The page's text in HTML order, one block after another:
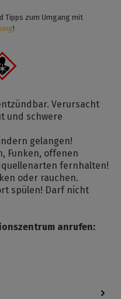
Tipps zum Umgang mit
!
Verursacht
und schwere
gelangen!
Funken, offenen
fernhalten!
oder rauchen.
spülen! Darf nicht
anrufen: